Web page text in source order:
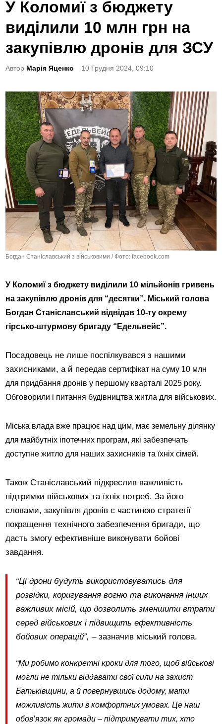
s
e
d
i
У Коломиї з бюджету
виділили 10 млн грн на
закупівлю дронів для ЗСУ
Автор Марія Яценко 10 Грудня 2024, 09:10
Богдан Станіславський з військовими / Фото: facebook.com
У Коломиї з бюджету виділили 10 мільйонів гривень
на закупівлю дронів для “десятки”. Міський голова
Богдан Станіславський відвідав 10-ту окрему
гірсько-штурмову бригаду “Едельвейс”.
Посадовець не лише поспілкувався з нашими
захисниками, а й передав сертифікат на суму 10 млн
для придбання дронів у першому кварталі 2025 року.
Обговорили і питання будівництва житла для військових.
Міська влада вже працює над цим, має земельну ділянку
для майбутніх іпотечних програм, які забезпечать
доступне житло для наших захисників та їхніх сімей.
Також Станіславський підкреслив важливість
підтримки військових та їхніх потреб. За його
словами, закупівля дронів є частиною стратегії
покращення технічного забезпечення бригади, що
дасть змогу ефективніше виконувати бойові
завдання.
“Ці дрони будуть використовуватись для
розвідки, коригування вогню та виконання інших
важливих місій, що дозволить зменшити втрати
серед військових і підвищить ефективність
бойових операцій”, – зазначив міський голова.
“Ми робимо конкретні кроки для того, щоб військові
могли не тільки віддавати свої сили на захист
Батьківщини, а й повернувшись додому, мати
можливість жити в комфортних умовах. Це наш
обов’язок як громади – підтримувати тих, хто